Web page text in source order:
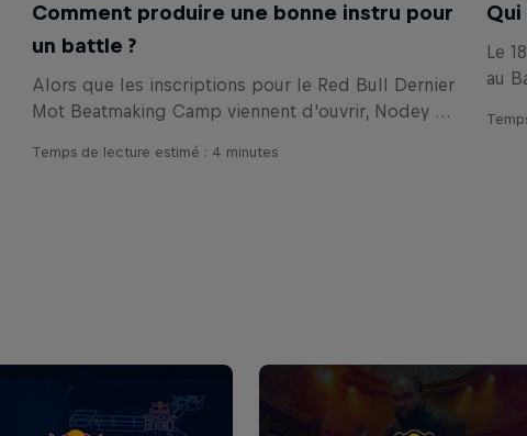
Comment produire une bonne instru pour
un battle ?
Alors que les inscriptions pour le Red Bull Dernier
Mot Beatmaking Camp viennent d'ouvrir, Nodey et
pour la première édition de Red Bull Dernier Mot.
Temps de lecture estimé : 4 minutes
Qui
Le
au